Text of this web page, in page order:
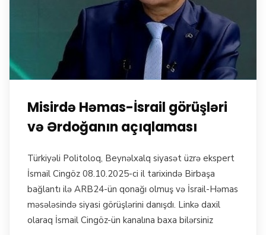
Misirdə Həmas-İsrail görüşləri
və Ərdoğanın açıqlaması
Türkiyəli Politoloq, Beynəlxalq siyasət üzrə ekspert
İsmail Cingöz 08.10.2025-ci il tarixində Birbaşa
bağlantı ilə ARB24-ün qonağı olmuş və İsrail-Həmas
məsələsində siyasi görüşlərini danışdı. Linkə daxil
olaraq İsmail Cingöz-ün kanalına baxa bilərsiniz